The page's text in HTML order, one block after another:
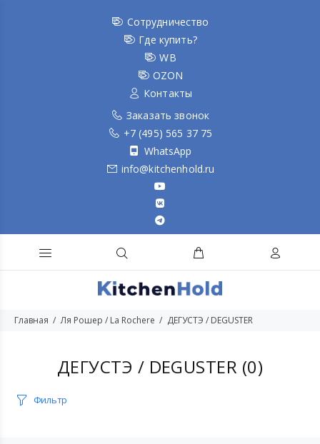
Сотрудничество
Где купить?
WB
OZON
Контакты
Заказать звонок
+7 (495) 565 37 75
WhatsApp
info@kitchenhold.ru
Главная Ля Рошер / La Rochere ДЕГУСТЭ / DEGUSTER
ДЕГУСТЭ / DEGUSTER (0)
Фильтр